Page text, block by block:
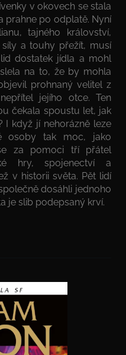
v okovech se stala
prahne po odplatě. Nyní
tajného království,
a touhy přežít, musí
dostatek jídla a mohl
na to, že by mohla
prohnaný velitel z
jejího otce. Ten
čekala spoustu let, jak
když jí nehorázně leze
osoby tak moc, jako
za pomoci tří přátel
hry, spojenectví a
v historii světa. Pět lidí
dosáhli jednoho
je slib podepsaný krví.